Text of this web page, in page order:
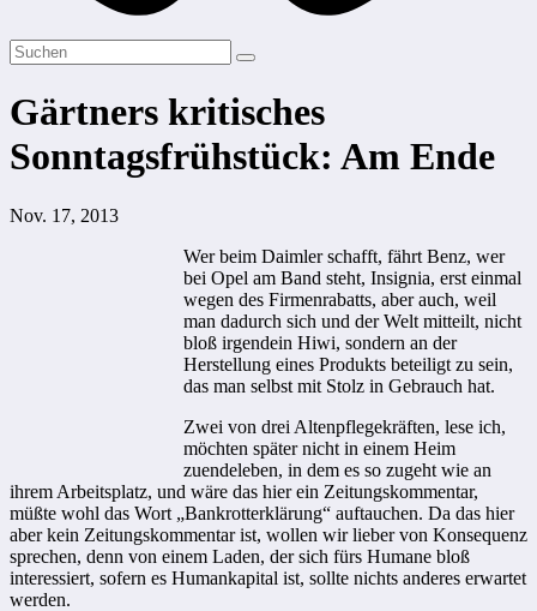
Gärtners kritisches
Sonntagsfrühstück: Am Ende
Nov. 17, 2013
Wer beim Daimler schafft, fährt Benz, wer
bei Opel am Band steht, Insignia, erst einmal
wegen des Firmenrabatts, aber auch, weil
man dadurch sich und der Welt mitteilt, nicht
bloß irgendein Hiwi, sondern an der
Herstellung eines Produkts beteiligt zu sein,
das man selbst mit Stolz in Gebrauch hat.
Zwei von drei Altenpflegekräften, lese ich,
möchten später nicht in einem Heim
zuendeleben, in dem es so zugeht wie an
ihrem Arbeitsplatz, und wäre das hier ein Zeitungskommentar,
müßte wohl das Wort „Bankrotterklärung“ auftauchen. Da das hier
aber kein Zeitungskommentar ist, wollen wir lieber von Konsequenz
sprechen, denn von einem Laden, der sich fürs Humane bloß
interessiert, sofern es Humankapital ist, sollte nichts anderes erwartet
werden.